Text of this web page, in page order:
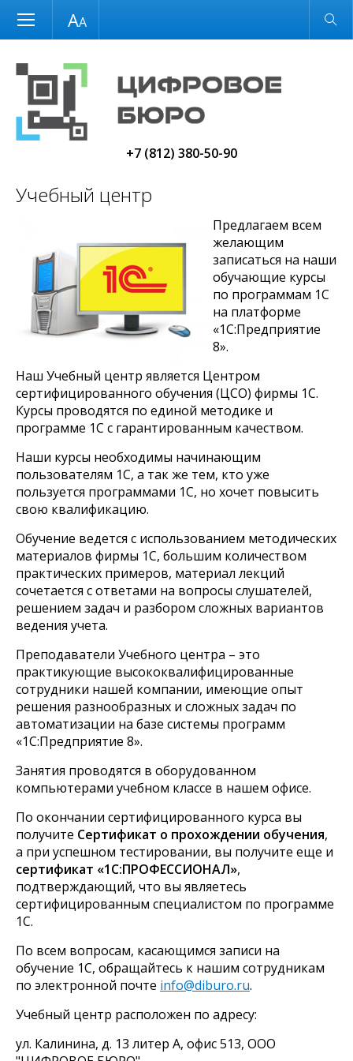
Размер шрифта Обычная версия
+7 (812) 380-50-90
Учебный центр
Предлагаем всем
желающим
записаться на наши
обучающие курсы
по программам 1С
на платформе
«1С:Предприятие
8».
Наш Учебный центр является Центром
сертифицированного обучения (ЦСО) фирмы 1С.
Курсы проводятся по единой методике и
программе 1С с гарантированным качеством.
Наши курсы необходимы начинающим
пользователям 1С, а так же тем, кто уже
пользуется программами 1С, но хочет повысить
свою квалификацию.
Обучение ведется с использованием методических
материалов фирмы 1С, большим количеством
практических примеров, материал лекций
сочетается с ответами на вопросы слушателей,
решением задач и разбором сложных вариантов
ведения учета.
Преподаватели Учебного центра – это
практикующие высококвалифицированные
сотрудники нашей компании, имеющие опыт
решения разнообразных и сложных задач по
автоматизации на базе системы программ
«1С:Предприятие 8».
Занятия проводятся в оборудованном
компьютерами учебном классе в нашем офисе.
По окончании сертифицированного курса вы
получите Сертификат о прохождении обучения,
а при успешном тестировании, вы получите еще и
сертификат «1С:ПРОФЕССИОНАЛ»,
подтверждающий, что вы являетесь
сертифицированным специалистом по программе
1С.
По всем вопросам, касающимся записи на
обучение 1С, обращайтесь к нашим сотрудникам
по электронной почте info@diburo.ru.
Учебный центр расположен по адресу:
ул. Калинина, д. 13 литер А, офис 513, ООО